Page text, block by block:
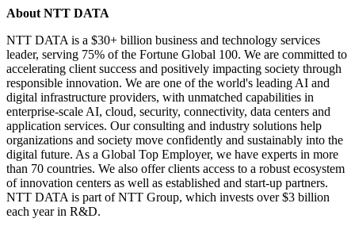
About NTT DATA
NTT DATA is a $30+ billion business and technology services
leader, serving 75% of the Fortune Global 100. We are committed to
accelerating client success and positively impacting society through
responsible innovation. We are one of the world's leading AI and
digital infrastructure providers, with unmatched capabilities in
enterprise-scale AI, cloud, security, connectivity, data centers and
application services. Our consulting and industry solutions help
organizations and society move confidently and sustainably into the
digital future. As a Global Top Employer, we have experts in more
than 70 countries. We also offer clients access to a robust ecosystem
of innovation centers as well as established and start-up partners.
NTT DATA is part of NTT Group, which invests over $3 billion
each year in R&D.